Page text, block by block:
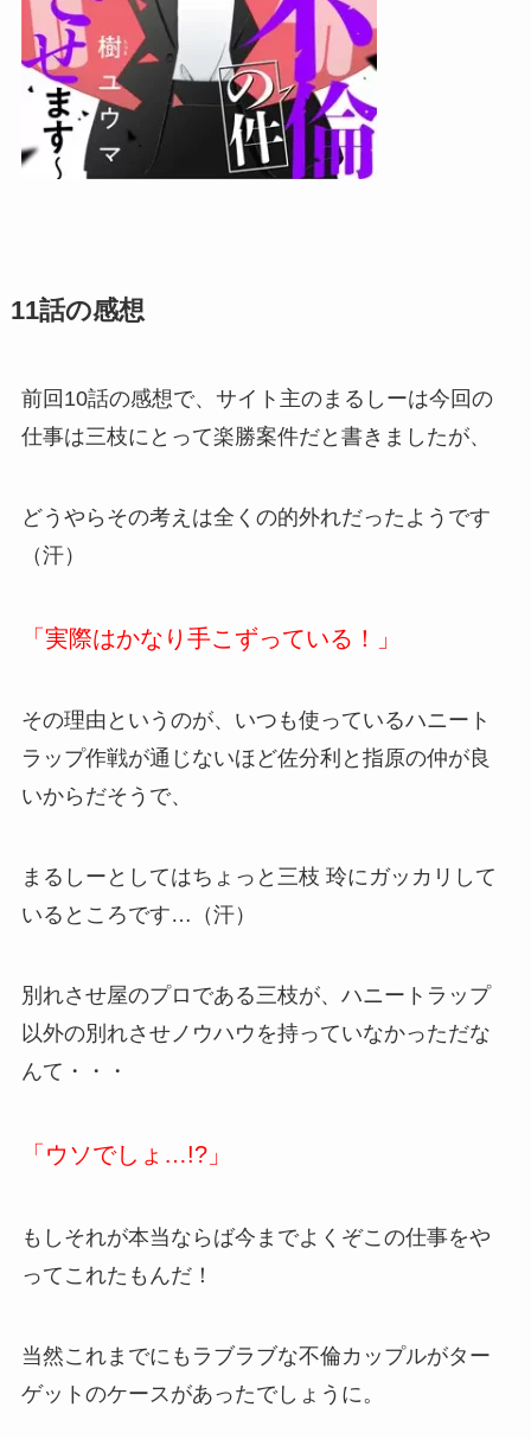
11話の感想
前回10話の感想で、サイト主のまるしーは今回の
仕事は三枝にとって楽勝案件だと書きましたが、
どうやらその考えは全くの的外れだったようです
（汗）
「実際はかなり手こずっている！」
その理由というのが、いつも使っているハニート
ラップ作戦が通じないほど佐分利と指原の仲が良
いからだそうで、
まるしーとしてはちょっと三枝 玲にガッカリして
いるところです…（汗）
別れさせ屋のプロである三枝が、ハニートラップ
以外の別れさせノウハウを持っていなかっただな
んて・・・
「ウソでしょ…!?」
もしそれが本当ならば今までよくぞこの仕事をや
ってこれたもんだ！
当然これまでにもラブラブな不倫カップルがター
ゲットのケースがあったでしょうに。